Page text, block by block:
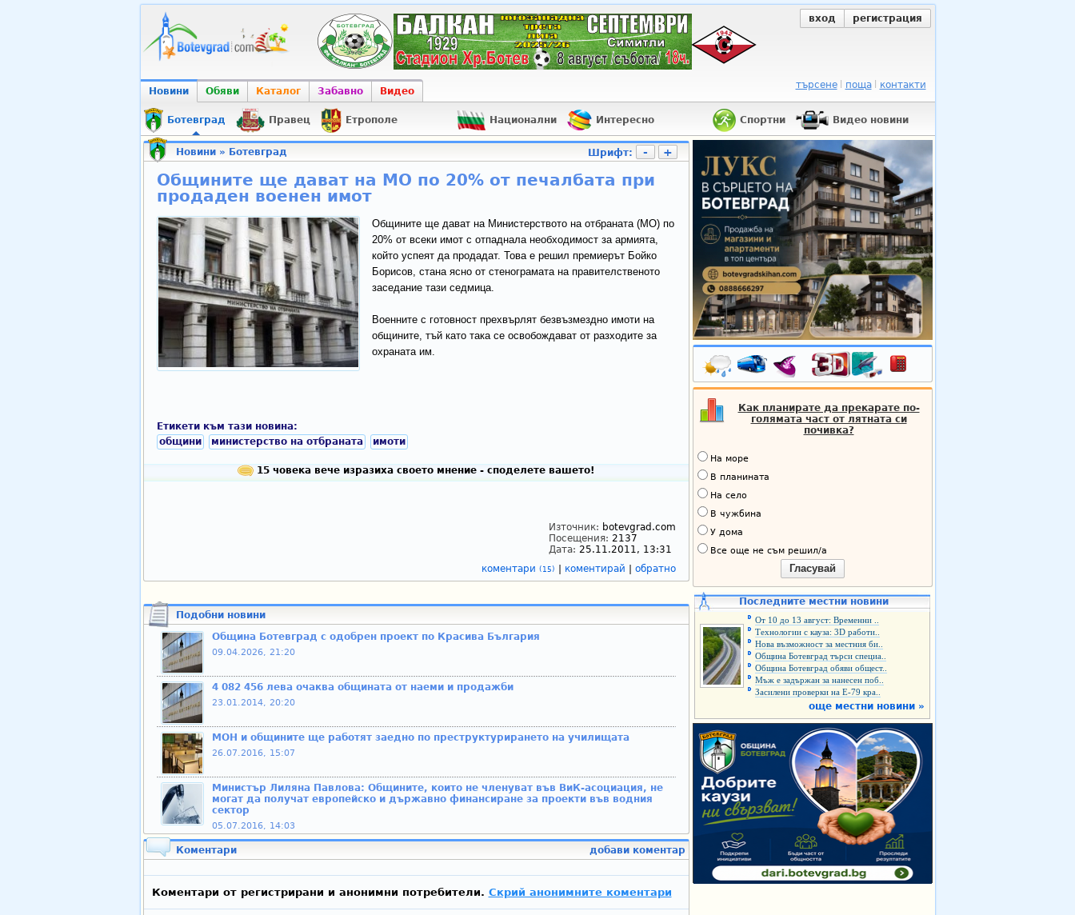
вход регистрация
Новини Обяви Каталог Забавно Видео
търсене поща контакти
Ботевград Правец Етрополе Национални Интересно Спортни Видео новини
Новини» Ботевград Шрифт: - +
Общините ще дават на МО по 20% от печалбата при
продаден военен имот
Общините ще дават на Министерството на отбраната (МО) по
20% от всеки имот с отпаднала необходимост за армията,
който успеят да продадат. Това е решил премиерът Бойко
Борисов, стана ясно от стенограмата на правителственото
заседание тази седмица.
Военните с готовност прехвърлят безвъзмездно имоти на
общините, тъй като така се освобождават от разходите за
охраната им.
Етикети към тази новина:
общини
министерство на отбраната имоти
15 човека вече изразиха своето мнение - споделете вашето!
Източник: botevgrad.com
Посещения: 2137
Дата: 25.11.2011, 13:31
коментари (15) коментирай обратно
Подобни новини
Община Ботевград с одобрен проект по Красива България
09.04.2026, 21:20
4 082 456 лева очаква общината от наеми и продажби
23.01.2014, 20:20
МОН и общините ще работят заедно по преструктурирането на училищата
26.07.2016, 15:07
Министър Лиляна Павлова: Общините, които не членуват във ВиК-асоциация, не
могат да получат европейско и държавно финансиране за проекти във водния
сектор
05.07.2016, 14:03
Коментари добави коментар
Коментари от регистрирани и анонимни потребители. Скрий анонимните коментари
Как планирате да прекарате по-
голямата част от лятната си
почивка?
На море
В планината
На село
В чужбина
У дома
Все още не съм решил/а
Гласувай
Последните местни новини
От 10 до 13 август: Временни ..
Технологии с кауза: 3D работи..
Нова възможност за местния би..
Община Ботевград търси специа..
Община Ботевград обяви общест..
Мъж е задържан за нанесен поб..
Засилени проверки на Е-79 кра..
още местни новини »